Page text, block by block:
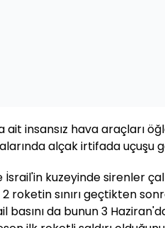
ait insansız hava araçları
alçak irtifada uçuşu
kuzeyinde sirenler
roketin sınırı geçtikten
basını da bunun 3